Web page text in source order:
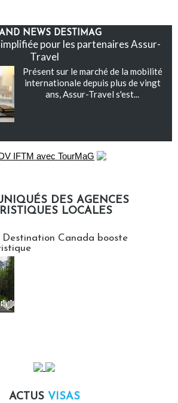
NEWS DESTIMAG
pour les partenaires Assur-
Travel
Présent sur le marché de la mobilité
internationale depuis plus de vingt
ans, Assur-Travel s'est...
DES AGENCES
LOCALES
Destination Canada booste
ACTUS VISAS